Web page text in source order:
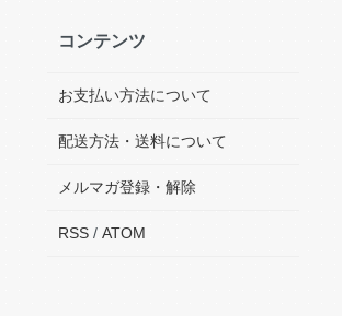
コンテンツ
お支払い方法について
配送方法・送料について
メルマガ登録・解除
RSS / ATOM